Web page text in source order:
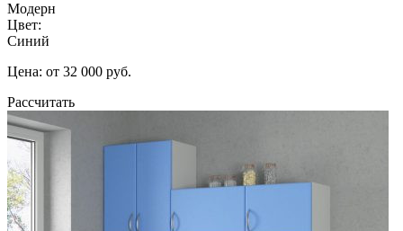
Модерн
Цвет:
Синий
Цена: от 32 000 руб.
Рассчитать